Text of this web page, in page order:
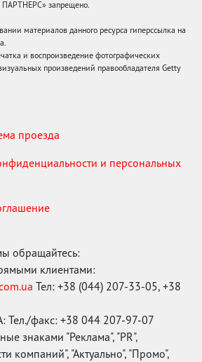
запрещено.
материалов данного ресурса гиперссылка на
и воспроизведение фотографических
произведений правообладателя Getty
проезда
и персональных
обращайтесь:
клиентами:
Тел: +38 (044) 207-33-05, +38
Тел./факс: +38 044 207-97-07
знаками "Реклама", "PR",
компаний", "Актуально", "Промо",